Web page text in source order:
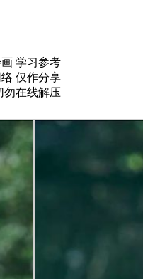
学习参考
仅作分享
勿在线解压